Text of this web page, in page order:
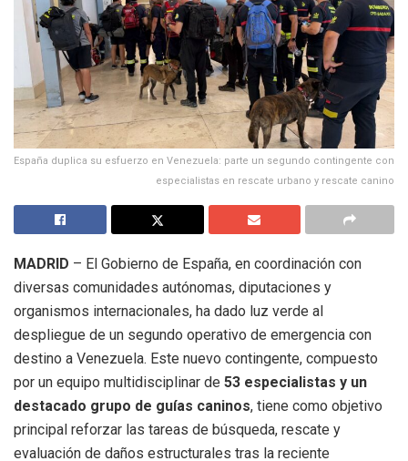
España duplica su esfuerzo en Venezuela: parte un segundo contingente con
especialistas en rescate urbano y rescate canino
MADRID – El Gobierno de España, en coordinación con
diversas comunidades autónomas, diputaciones y
organismos internacionales, ha dado luz verde al
despliegue de un segundo operativo de emergencia con
destino a Venezuela. Este nuevo contingente, compuesto
por un equipo multidisciplinar de 53 especialistas y un
destacado grupo de guías caninos, tiene como objetivo
principal reforzar las tareas de búsqueda, rescate y
evaluación de daños estructurales tras la reciente